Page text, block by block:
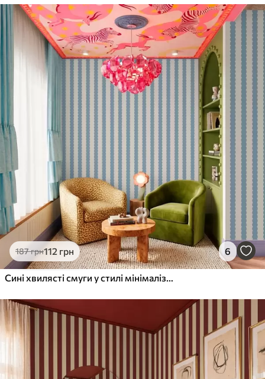
Очищення
Обережно очищайте м’якою губкою.
Шпалери з покриттям лаком можна
мити водою
Як клеїти? Наклеювання встик
Наші матеріали
Стандарт
/м²
Преміум
983590 грн /м²
Преміум Вініл
1133 грн /м²
187грн112 грн 6
Сині хвилясті смуги у стилі мінімалізму